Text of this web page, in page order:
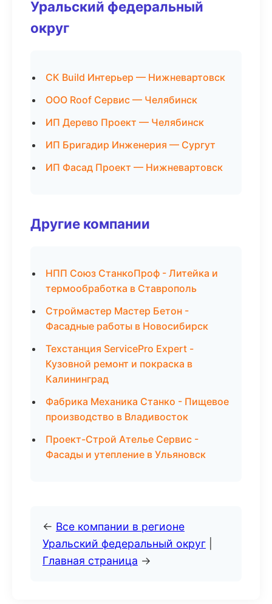
Уральский федеральный
округ
СК Build Интерьер — Нижневартовск
ООО Roof Сервис — Челябинск
ИП Дерево Проект — Челябинск
ИП Бригадир Инженерия — Сургут
ИП Фасад Проект — Нижневартовск
Другие компании
НПП Союз СтанкоПроф - Литейка и
термообработка в Ставрополь
Строймастер Мастер Бетон -
Фасадные работы в Новосибирск
Техстанция ServicePro Expert -
Кузовной ремонт и покраска в
Калининград
Фабрика Механика Станко - Пищевое
производство в Владивосток
Проект-Строй Ателье Сервис -
Фасады и утепление в Ульяновск
← Все компании в регионе
Уральский федеральный округ
Главная страница →